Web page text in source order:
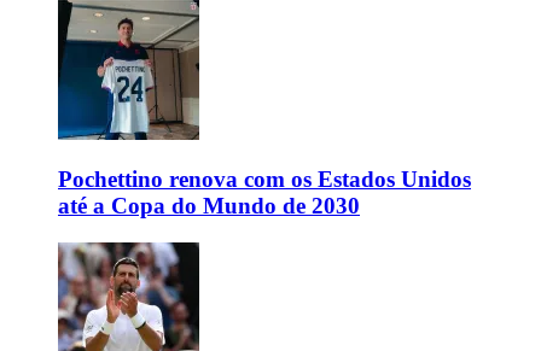
Pochettino renova com os Estados Unidos
até a Copa do Mundo de 2030